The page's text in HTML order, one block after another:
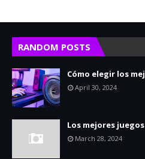
RANDOM POSTS
Cómo elegir los
April 30, 2024
Los mejores
March 28, 2024